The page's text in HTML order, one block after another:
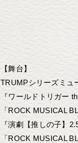
【舞台】
TRUMPシリーズミュ
『ワールドトリガー
「ROCK MUSICAL
『演劇【推しの子】
「ROCK MUSICAL